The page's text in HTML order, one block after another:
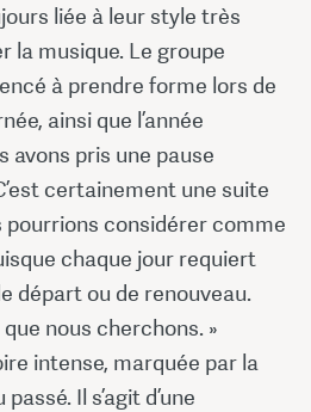
liée à leur style très
la musique. Le groupe
à prendre forme lors de
ainsi que l’année
avons pris une pause
certainement une suite
pourrions considérer comme
chaque jour requiert
départ ou de renouveau.
nous cherchons. »
intense, marquée par la
Il s’agit d’une